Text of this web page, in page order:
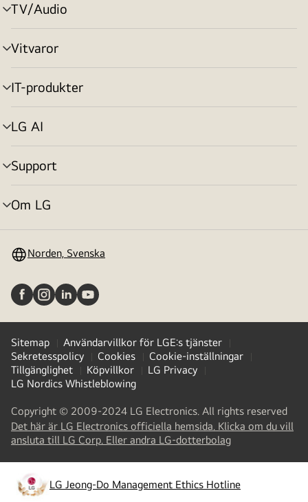
TV/Audio
menyväxling
Vitvaror
menyväxling
IT-produkter
menyväxling
LG AI
menyväxling
Support
menyväxling
Om LG
menyväxling
Norden, Svenska
Sitemap
Användarvillkor för LGE:s tjänster
Sekretesspolicy
Cookies
Cookie-inställningar
Tillgänglighet
Köpvillkor
LG Privacy
LG Nordics Whistleblowing
Copyright © 2009-2024 LG Electronics. All rights reserved
Det här är LG Electronics officiella hemsida. Klicka om du vill
ansluta till LG Corp. Eller andra LG-dotterbolag(
a
new
tab
LG Jeong-Do Management Ethics Hotline
opens